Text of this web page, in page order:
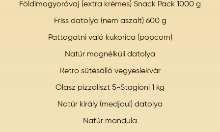
Földimogyoróvaj (extra krémes) Snack Pack 1000 g
Friss datolya (nem aszalt) 600 g
Pattogatni való kukorica (popcorn)
Natúr magnélküli datolya
Retro sütésálló vegyeslekvár
Olasz pizzaliszt 5-Stagioni 1 kg
Natúr király (medjoul) datolya
Natúr mandula